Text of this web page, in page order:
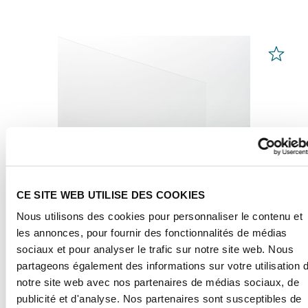
CE SITE WEB UTILISE DES COOKIES
Nous utilisons des cookies pour personnaliser le contenu et
les annonces, pour fournir des fonctionnalités de médias
sociaux et pour analyser le trafic sur notre site web. Nous
partageons également des informations sur votre utilisation
notre site web avec nos partenaires de médias sociaux, de
publicité et d'analyse. Nos partenaires sont susceptibles de
Feuilles PLEXIGLAS®
Transparent 99524